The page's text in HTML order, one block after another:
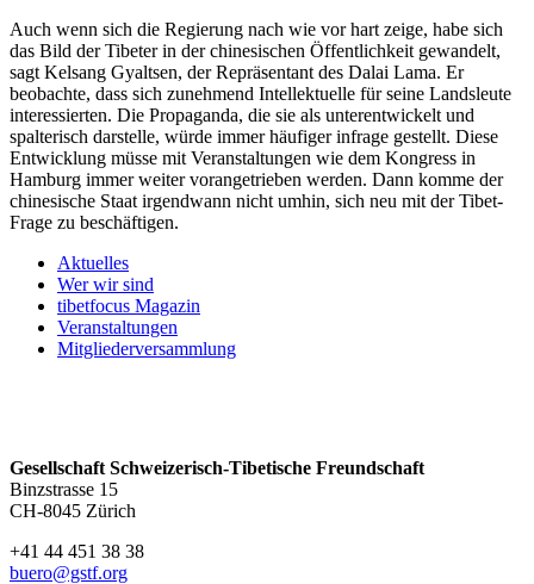
Auch wenn sich die Regierung nach wie vor hart zeige, habe sich
das Bild der Tibeter in der chinesischen Öffentlichkeit gewandelt,
sagt Kelsang Gyaltsen, der Repräsentant des Dalai Lama. Er
beobachte, dass sich zunehmend Intellektuelle für seine Landsleute
interessierten. Die Propaganda, die sie als unterentwickelt und
spalterisch darstelle, würde immer häufiger infrage gestellt. Diese
Entwicklung müsse mit Veranstaltungen wie dem Kongress in
Hamburg immer weiter vorangetrieben werden. Dann komme der
chinesische Staat irgendwann nicht umhin, sich neu mit der Tibet-
Frage zu beschäftigen.
Aktuelles
Wer wir sind
tibetfocus Magazin
Veranstaltungen
Mitgliederversammlung
Gesellschaft Schweizerisch-Tibetische Freundschaft
Binzstrasse 15
CH-8045 Zürich
+41 44 451 38 38
buero@gstf.org